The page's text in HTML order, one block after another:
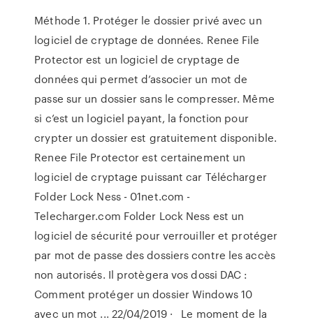
Méthode 1. Protéger le dossier privé avec un
logiciel de cryptage de données. Renee File
Protector est un logiciel de cryptage de
données qui permet d’associer un mot de
passe sur un dossier sans le compresser. Même
si c’est un logiciel payant, la fonction pour
crypter un dossier est gratuitement disponible.
Renee File Protector est certainement un
logiciel de cryptage puissant car Télécharger
Folder Lock Ness - 01net.com -
Telecharger.com Folder Lock Ness est un
logiciel de sécurité pour verrouiller et protéger
par mot de passe des dossiers contre les accès
non autorisés. Il protègera vos dossi DAC :
Comment protéger un dossier Windows 10
avec un mot ... 22/04/2019 · ️ ️ ️Le moment de la